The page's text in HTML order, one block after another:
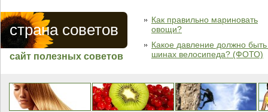
страна советов
сайт полезных советов
Как правильно мариновать
овощи?
Какое давление должно быть
шинах велосипеда? (ФОТО)